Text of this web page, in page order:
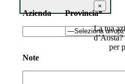
Azienda Provincia*
Note
×
La tua
per